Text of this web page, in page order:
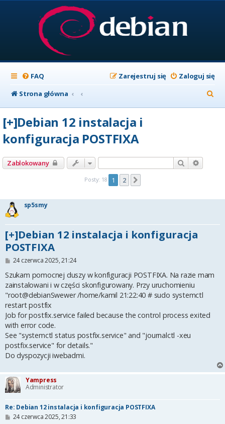
FAQ Zaloguj się
Zarejestruj się
Strona główna
z
[+]Debian 12 instalacja i
konfiguracja POSTFIXA
Zablokowany Szukaj
Posty: 18 1 2
sp5smy
[+]Debian 12 instalacja i konfiguracja
POSTFIXA
P
s
24 czerwca 2025, 21:24
Szukam pomocnej duszy w konfiguracji POSTFIXA. Na razie mam
zainstalowani i w części skonfigurowany. Przy uruchomieniu
"root@debianSwewer /home/kamil 21:22:40 # sudo systemctl
restart postfix
Job for postfix.service failed because the control process exited
with error code.
See "systemctl status postfix.service" and "journalctl -xeu
postfix.service" for details."
Do dyspozycji iwebadmi.
Yampress
Administrator
Re: Debian 12 instalacja i konfiguracja POSTFIXA
P24 czerwca 2025, 21:33